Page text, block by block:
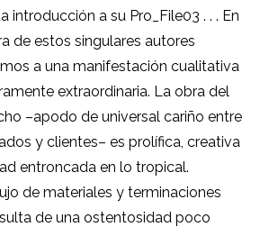
introducción a su Pro_File03 . . . En
de estos singulares autores
a una manifestación cualitativa
extraordinaria. La obra del
–apodo de universal cariño entre
y clientes– es prolífica, creativa
entroncada en lo tropical.
de materiales y terminaciones
de una ostentosidad poco